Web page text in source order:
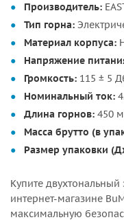
Производитель:
Тип горна:
Материал корпуса:
Напряжение
Громкость: 115 ± 5
Номинальный ток:
Длина горнов: 450
Масса брутто (в
Размер упаковки
Купите двухтональный
интернет-магазине
максимальную